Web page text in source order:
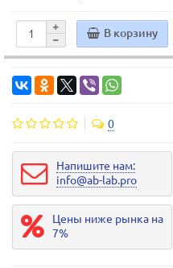
В корзину
0
Напишите нам:
info@ab-lab.pro
Цены ниже рынка на
7%